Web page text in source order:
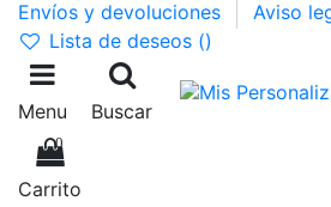
Envíos y devoluciones Aviso
Lista de deseos ()
Menu Buscar
0
Carrito